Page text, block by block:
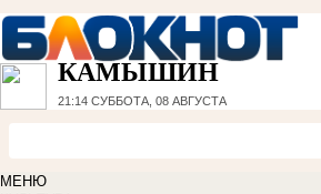
КАМЫШИН
21:14 СУББОТА, 08 АВГУСТА
МЕНЮ